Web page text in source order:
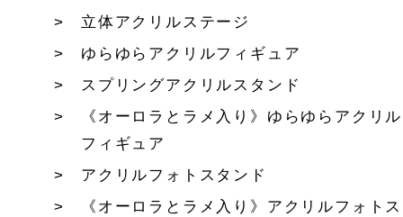
立体アクリルステージ
ゆらゆらアクリルフィギュア
スプリングアクリルスタンド
《オーロラとラメ入り》ゆらゆらアクリル
フィギュア
アクリルフォトスタンド
《オーロラとラメ入り》アクリルフォトス